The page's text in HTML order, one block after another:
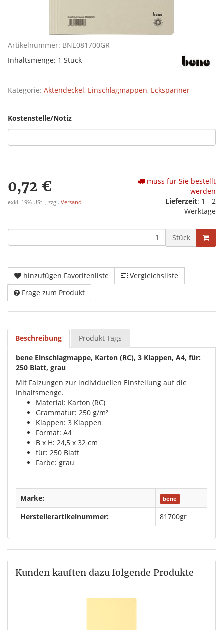
Artikelnummer: BNE081700GR
Inhaltsmenge: 1 Stück
Kategorie: Aktendeckel, Einschlagmappen, Eckspanner
Kostenstelle/Notiz
0,72 €
exkl. 19% USt. , zzgl. Versand
muss für Sie bestellt
werden
Lieferzeit: 1 - 2
Werktage
Stück
hinzufügen Favoritenliste
Vergleichsliste
Frage zum Produkt
Beschreibung Produkt Tags
bene Einschlagmappe, Karton (RC), 3 Klappen, A4, für:
250 Blatt, grau
Mit Falzungen zur individuellen Einstellung auf die
Inhaltsmenge.
Material: Karton (RC)
Grammatur: 250 g/m²
Klappen: 3 Klappen
Format: A4
B x H: 24,5 x 32 cm
für: 250 Blatt
Farbe: grau
Marke: bene
Herstellerartikelnummer: 81700gr
Kunden kauften dazu folgende Produkte